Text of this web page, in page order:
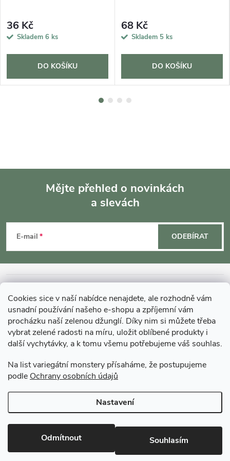
Cookies sice v naší nabídce nenajdete, ale rozhodně vám
usnadní používání našeho e-shopu a zpříjemní vám
procházku naší zelenou džunglí. Díky nim si můžete třeba
vybrat zelené radosti na míru, uložit oblíbené produkty i
další vychytávky, a k tomu všemu potřebujeme váš souhlas.
Na list variegátní monstery přísaháme, že postupujeme
podle Ochrany osobních údajů
Nastavení
Odmítnout Souhlasím
36 Kč
Skladem 6 ks
DO KOŠÍKU
68 Kč
Skladem 5 ks
DO KOŠÍKU
p
a
Mějte přehled o novinkách
a slevách
E-mail ODEBÍRAT
MOHLO BY VÁS ZAJÍMAT
O GARDNERS
Gardners Design - Projekt, realizace a údržba zahrad a interiérů
Copyright 2026Gardners-eshop.cz. Všechna práva vyhrazena.Upravit
nastavení cookies